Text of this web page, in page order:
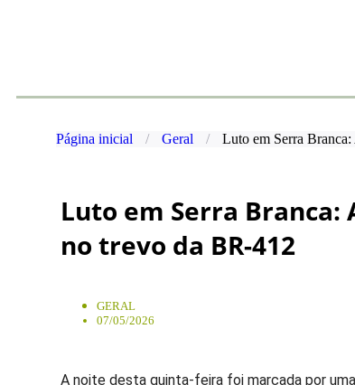
Página inicial / Geral / Luto em Serra
Luto em Serra
no trevo da BR-412
GERAL
07/05/2026
A noite desta quinta-feira foi marcada por